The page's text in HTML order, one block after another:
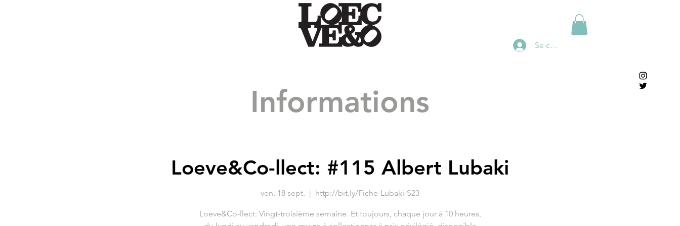
Se connecter
Informations
Loeve&Co-llect: #115 Albert Lubaki
ven. 18 sept.
  |
http://bit.ly/Fiche-Lubaki-S23
Loeve&Co-llect: Vingt-troisième semaine. Et toujours, chaque jour à 10 heures,